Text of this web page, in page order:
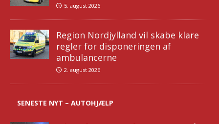
5. august 2026
Region Nordjylland vil skabe klare
regler for disponeringen af
ambulancerne
2. august 2026
SENESTE NYT – AUTOHJÆLP